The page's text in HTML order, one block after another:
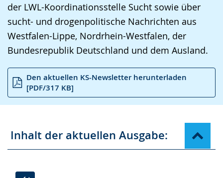
der LWL-Koordinationsstelle Sucht sowie über
sucht- und drogenpolitische Nachrichten aus
Westfalen-Lippe, Nordrhein-Westfalen, der
Bundesrepublik Deutschland und dem Ausland.
Den aktuellen KS-Newsletter herunterladen
[PDF/317 KB]
Inhalt der aktuellen Ausgabe: